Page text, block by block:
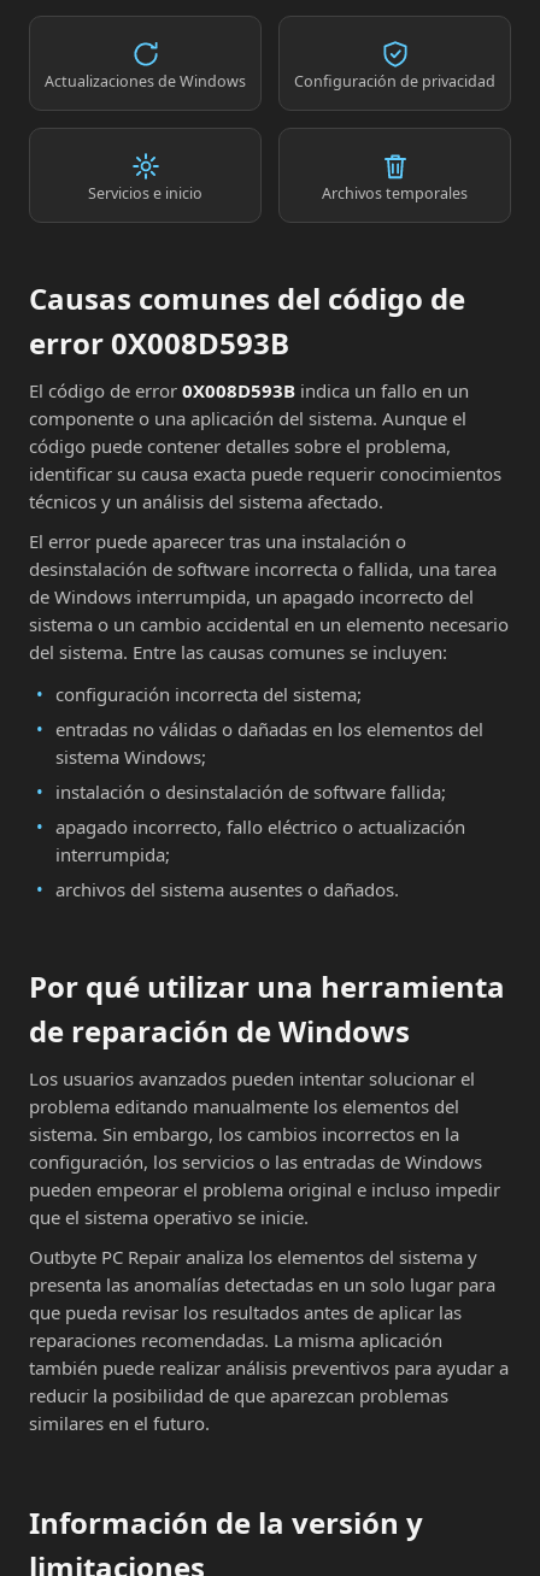
Actualizaciones de Windows Configuración de privacidad
Servicios e inicio Archivos temporales
Causas comunes del código de
error 0X008D593B
El código de error 0X008D593B indica un fallo en un
componente o una aplicación del sistema. Aunque el
código puede contener detalles sobre el problema,
identificar su causa exacta puede requerir conocimientos
técnicos y un análisis del sistema afectado.
El error puede aparecer tras una instalación o
desinstalación de software incorrecta o fallida, una tarea
de Windows interrumpida, un apagado incorrecto del
sistema o un cambio accidental en un elemento necesario
del sistema. Entre las causas comunes se incluyen:
configuración incorrecta del sistema;
entradas no válidas o dañadas en los elementos del
sistema Windows;
instalación o desinstalación de software fallida;
apagado incorrecto, fallo eléctrico o actualización
interrumpida;
archivos del sistema ausentes o dañados.
Por qué utilizar una herramienta
de reparación de Windows
Los usuarios avanzados pueden intentar solucionar el
problema editando manualmente los elementos del
sistema. Sin embargo, los cambios incorrectos en la
configuración, los servicios o las entradas de Windows
pueden empeorar el problema original e incluso impedir
que el sistema operativo se inicie.
Outbyte PC Repair analiza los elementos del sistema y
presenta las anomalías detectadas en un solo lugar para
que pueda revisar los resultados antes de aplicar las
reparaciones recomendadas. La misma aplicación
también puede realizar análisis preventivos para ayudar a
reducir la posibilidad de que aparezcan problemas
similares en el futuro.
Información de la versión y
limitaciones